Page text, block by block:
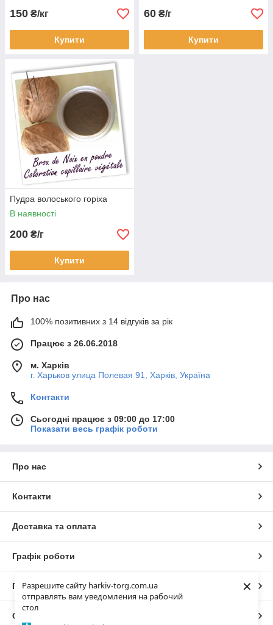
Разрешите сайту harkiv-torg.com.ua
отправлять вам уведомления на рабочий
стол
×
150 ₴/кг
Купити
60 ₴/г
Купити
Пудра волоського горіха
В наявності
200 ₴/г
Купити
Про нас
100% позитивних з 14 відгуків за рік
Працює з 26.06.2018
м. Харків
г. Харьков улица Полевая 91, Харків, Україна
Контакти
Сьогодні працює з 09:00 до 17:00
Показати весь графік роботи
Про нас
Контакти
Доставка та оплата
Графік роботи
Повна версія сайту
Сайт створено на маркетплейсі